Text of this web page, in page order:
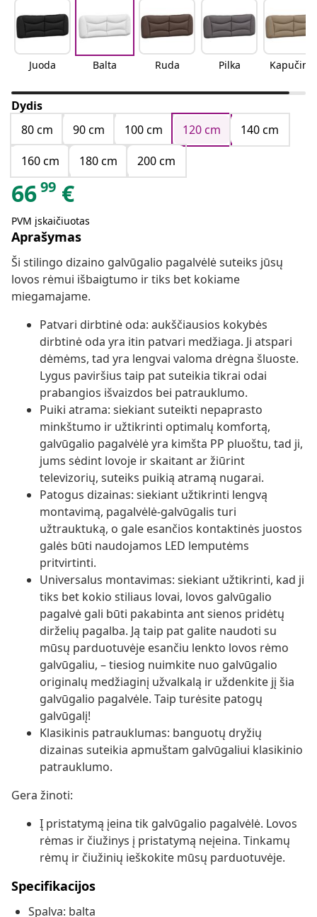
Juoda Balta Ruda Pilka Kapučino
Dydis
80 cm
90 cm 100 cm 120 cm
140 cm
160 cm
180 cm 200 cm
6699 €
PVM įskaičiuotas
Aprašymas
Ši stilingo dizaino galvūgalio pagalvėlė suteiks jūsų
lovos rėmui išbaigtumo ir tiks bet kokiame
miegamajame.
Patvari dirbtinė oda: aukščiausios kokybės
dirbtinė oda yra itin patvari medžiaga. Ji atspari
dėmėms, tad yra lengvai valoma drėgna šluoste.
Lygus paviršius taip pat suteikia tikrai odai
prabangios išvaizdos bei patrauklumo.
Puiki atrama: siekiant suteikti nepaprasto
minkštumo ir užtikrinti optimalų komfortą,
galvūgalio pagalvėlė yra kimšta PP pluoštu, tad ji,
jums sėdint lovoje ir skaitant ar žiūrint
televizorių, suteiks puikią atramą nugarai.
Patogus dizainas: siekiant užtikrinti lengvą
montavimą, pagalvėlė-galvūgalis turi
užtrauktuką, o gale esančios kontaktinės juostos
galės būti naudojamos LED lemputėms
pritvirtinti.
Universalus montavimas: siekiant užtikrinti, kad ji
tiks bet kokio stiliaus lovai, lovos galvūgalio
pagalvė gali būti pakabinta ant sienos pridėtų
dirželių pagalba. Ją taip pat galite naudoti su
mūsų parduotuvėje esančiu lenkto lovos rėmo
galvūgaliu, – tiesiog nuimkite nuo galvūgalio
originalų medžiaginį užvalkalą ir uždenkite jį šia
galvūgalio pagalvėle. Taip turėsite patogų
galvūgalį!
Klasikinis patrauklumas: banguotų dryžių
dizainas suteikia apmuštam galvūgaliui klasikinio
patrauklumo.
Gera žinoti:
Į pristatymą įeina tik galvūgalio pagalvėlė. Lovos
rėmas ir čiužinys į pristatymą neįeina. Tinkamų
rėmų ir čiužinių ieškokite mūsų parduotuvėje.
Specifikacijos
Spalva: balta